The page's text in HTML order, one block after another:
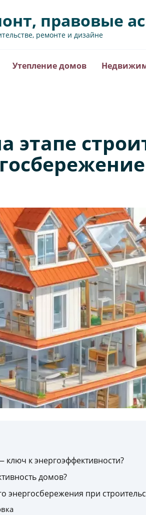
правовые
ремонте и дизайне
Утепление домов
этапе
ключ к энергоэффективности?
домов?
энергосбережения при